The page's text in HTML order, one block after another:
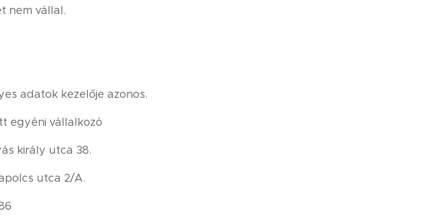
nem vállal.
adatok kezelője azonos.
egyéni vállalkozó
király utca 38.
utca 2/A.